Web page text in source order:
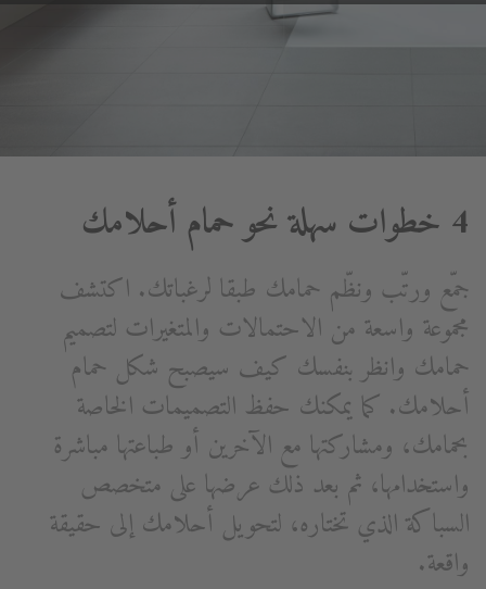
4 خطوات سهلة نحو حمام أحلامك
جمّع ورتّب ونظّم حمامك طبقا لرغباتك. اكتشف
مجموعة واسعة من الاحتمالات والمتغيرات لتصميم
حمامك وانظر بنفسك كيف سيصبح شكل حمام
أحلامك. كما يمكنك حفظ التصميمات الخاصة
بحمامك، ومشاركتها مع الآخرين أو طباعتها مباشرة
واستخدامها، ثم بعد ذلك عرضها على متخصص
السباكة الذي تختاره، لتحويل أحلامك إلى حقيقة
واقعة.